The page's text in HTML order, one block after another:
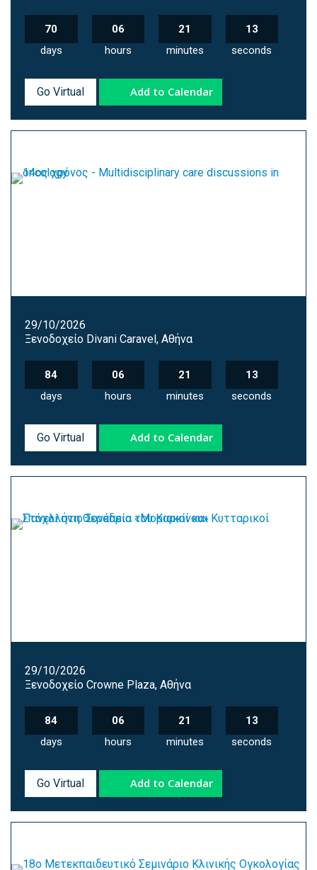
70
days
06
hours
21
minutes
12
seconds
Go Virtual Add to Calendar
29/10/2026
Ξενοδοχείο Divani Caravel, Αθήνα
84
days
06
hours
21
minutes
12
seconds
Go Virtual Add to Calendar
29/10/2026
Ξενοδοχείο Crowne Plaza, Αθήνα
84
days
06
hours
21
minutes
12
seconds
Go Virtual Add to Calendar